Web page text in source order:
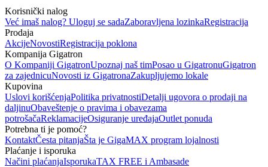
Korisnički nalog
Već imaš nalog? Uloguj se sadaZaboravljena lozinkaRegistracija
Prodaja
AkcijeNovostiRegistracija poklona
Kompanija Gigatron
O Kompaniji GigatronUpoznaj naš timPosao u GigatronuGigatron
za zajednicuNovosti iz GigatronaZakupljujemo lokale
Kupovina
Uslovi korišćenjaPolitika privatnostiDetalji ugovora o prodaji na
daljinuObaveštenje o pravima i obavezama
potrošačaReklamacijeOsiguranje uređajaOutlet ponuda
Potrebna ti je pomoć?
KontaktČesta pitanjaŠta je GigaMAX program lojalnosti
Plaćanje i isporuka
Načini plaćanjaIsporukaTAX FREE i Ambasade